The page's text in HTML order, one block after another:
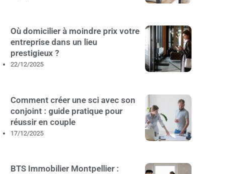
Où domicilier à moindre prix votre
entreprise dans un lieu
prestigieux ?
22/12/2025
Comment créer une sci avec son
conjoint : guide pratique pour
réussir en couple
17/12/2025
BTS Immobilier Montpellier :